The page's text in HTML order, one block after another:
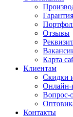
Гарантия
Отзывы
Карта
Клиентам
Скидки
Онлайн-
Вопрос-
Контакты